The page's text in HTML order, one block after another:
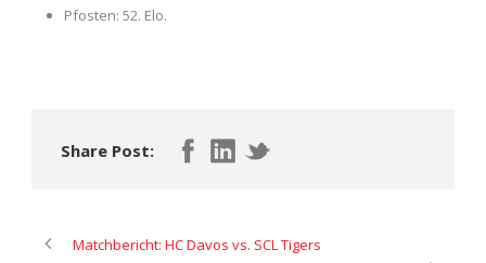
Pfosten: 52. Elo.
Share Post:
Matchbericht: HC Davos vs. SCL Tigers